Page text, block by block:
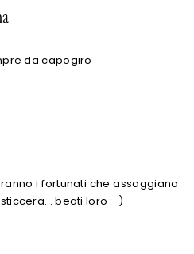
da capogiro
i fortunati che assaggiano
beati loro :-)